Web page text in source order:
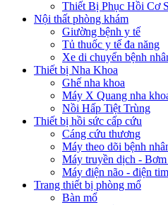
Thiết Bị Phục Hồi Cơ
Nội thất phòng khám
Giường bệnh y tế
Tủ thuốc y tế đa năng
Xe di chuyển bệnh
Thiết bị Nha Khoa
Ghế nha khoa
Máy X Quang nha
Nồi Hấp Tiệt Trùng
Thiết bị hồi sức cấp cứu
Cáng cứu thương
Máy theo dõi bệnh
Máy truyền dịch - Bơm
Máy điện não - điện tim
Trang thiết bị phòng mổ
Bàn mổ